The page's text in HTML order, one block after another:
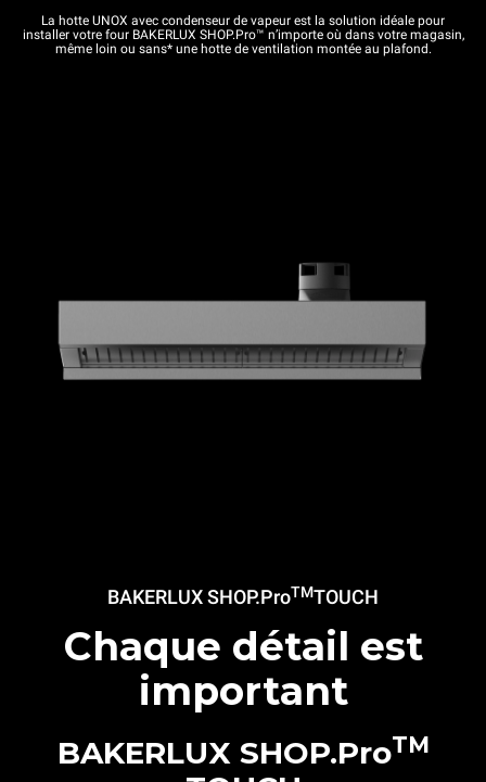
La hotte UNOX avec condenseur de vapeur est la solution idéale pour
installer votre four BAKERLUX SHOP.Pro™ n’importe où dans votre magasin,
même loin ou sans* une hotte de ventilation montée au plafond.
BAKERLUX SHOP.ProTMTOUCH
Chaque détail est
important
BAKERLUX SHOP.ProTM